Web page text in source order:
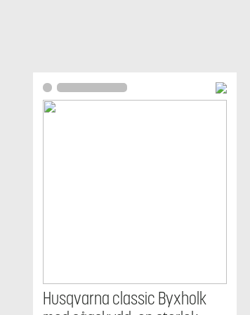
Husqvarna classic Byxholk